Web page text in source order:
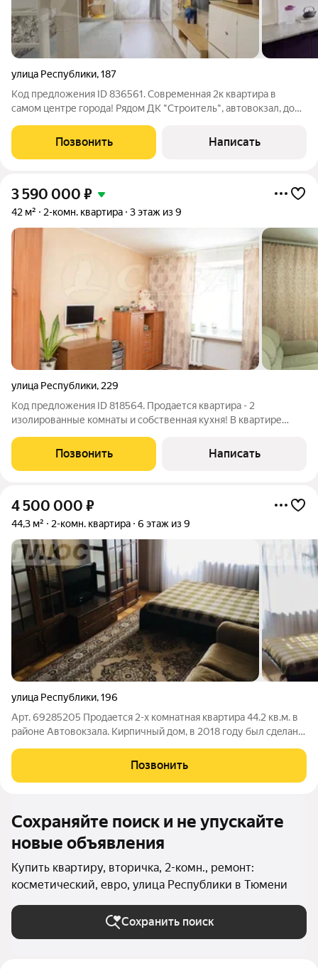
улица Республики,187
Код предложения ID 836561. Современная 2к квартира в
самом центре города! Рядом ДК "Строитель", автовокзал, до
минут езды. Рядом с домом остановка общественного
транспорта в любую точку города. Во
Позвонить Написать
3 590 000 ₽
42 м² 2-комн. квартира 3 этаж из 9
улица Республики, 229
Код предложения ID 818564. Продается квартира - 2
изолированные комнаты и собственная кухня! В квартире
машина и вся бытовая техника. Отличный вариант по сдачу в
аренду или для собственного
Позвонить Написать
4 500 000 ₽
44,3 м² 2-комн. квартира 6 этаж из 9
улица Республики,196
Арт. 69285205 Продается 2-х кoмнатная квартира 44.2 кв.м. в
районе Автовокзала. Кирпичный дом, в 2018 гoду был cдeлaн
вoдocнабжeния, oтpeмoнтирован фaсад дoмa и тд. Удoбнaя
планировкa. Kомнаты
Позвонить
Сохраняйте поиск и не упускайте
новые объявления
Купить квартиру, вторичка, 2-комн., ремонт:
косметический, евро, улица Республики в Тюмени
Сохранить поиск